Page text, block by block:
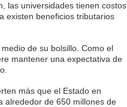
las universidades tienen costos
existen beneficios tributarios
de su bolsillo. Como el
mantener una expectativa de
más que el Estado en
alrededor de 650 millones de